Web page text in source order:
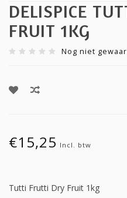
DELISPICE
FRUIT 1KG
Nog niet
€15,25 Incl. btw
Tutti Frutti Dry Fruit 1kg